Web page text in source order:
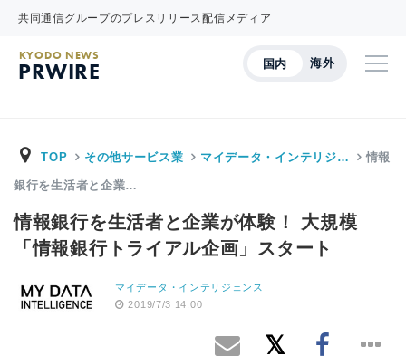
共同通信グループのプレスリリース配信メディア
国内 海外
KYODO NEWS
PRWIRE
TOP その他サービス業 マイデータ・インテリジ… 情報
銀行を生活者と企業…
情報銀行を生活者と企業が体験！ 大規模
「情報銀行トライアル企画」スタート
マイデータ・インテリジェンス
2019/7/3 14:00